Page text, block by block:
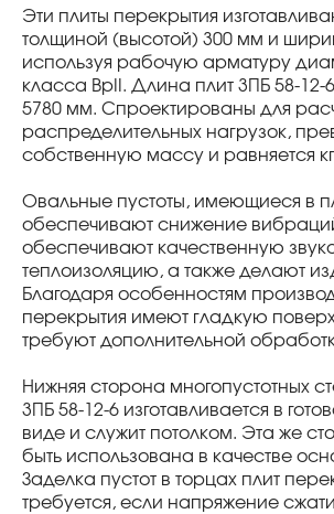
Эти плиты перекрытия
толщиной (высотой) 300 мм и
используя рабочую арматуру
класса BpII. Длина плит 3ПБ 58-12-
5780 мм. Спроектированы для
распределительных нагрузок,
собственную массу и равняется
Овальные пустоты, имеющиеся в
обеспечивают снижение
обеспечивают качественную
теплоизоляцию, а также делают
Благодаря особенностям
перекрытия имеют гладкую
требуют дополнительной
Нижняя сторона многопустотных
3ПБ 58-12-6 изготавливается в
виде и служит потолком. Эта же
быть использована в качестве
Заделка пустот в торцах плит
требуется, если напряжение